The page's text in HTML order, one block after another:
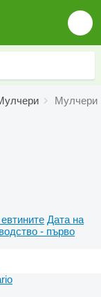
Мулчери
Дата на
- първо